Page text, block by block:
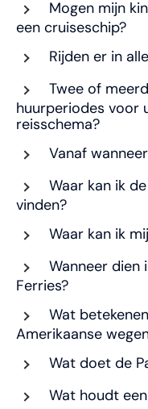
Mogen mijn
een cruiseschip?
Rijden er in
Twee of
huurperiodes voor
reisschema?
Vanaf
Waar kan ik
vinden?
Waar kan ik
Wanneer dien
Ferries?
Wat
Amerikaanse
Wat doet de
Wat houdt